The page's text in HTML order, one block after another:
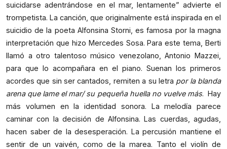
suicidarse adentrándose en el mar, lentamente” advierte el
trompetista. La canción, que originalmente está inspirada en el
suicidio de la poeta Alfonsina Storni, es famosa por la magna
interpretación que hizo Mercedes Sosa. Para este tema, Berti
llamó a otro talentoso músico venezolano, Antonio Mazzei,
para que lo acompañara en el piano. Suenan los primeros
acordes que sin ser cantados, remiten a su letra por la blanda
arena que lame el mar/ su pequeña huella no vuelve más. Hay
más volumen en la identidad sonora. La melodía parece
caminar con la decisión de Alfonsina. Las cuerdas, agudas,
hacen saber de la desesperación. La percusión mantiene el
sentir de un vaivén, como de la marea. Tanto el violín de